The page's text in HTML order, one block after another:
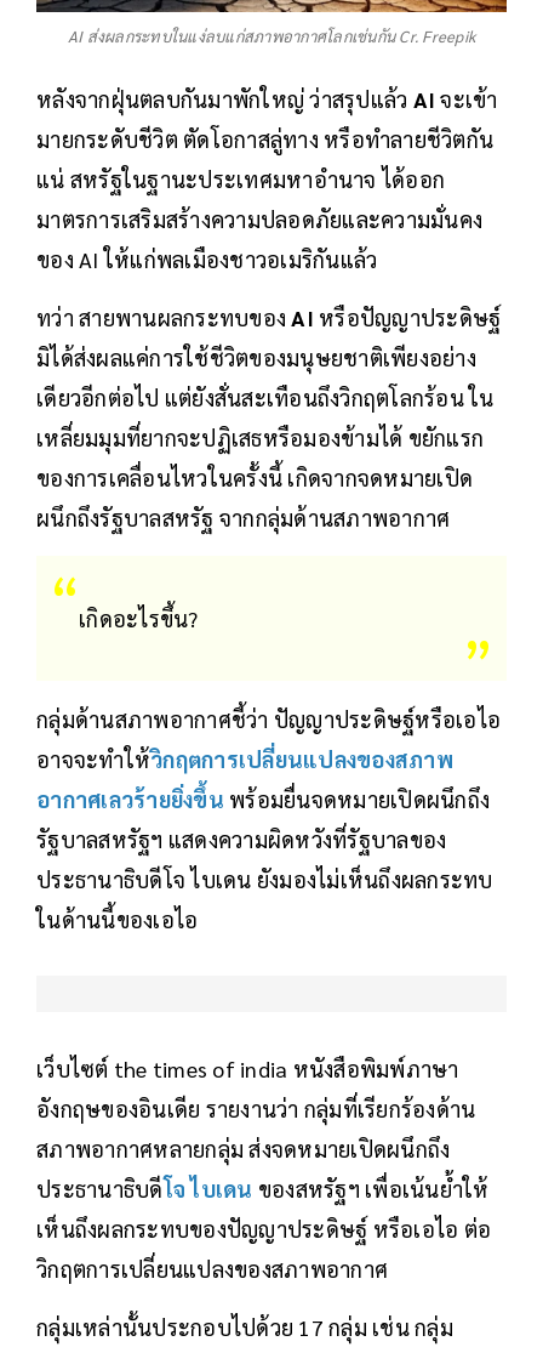
AI ส่งผลกระทบในแง่ลบแก่สภาพอากาศโลกเช่นกัน Cr. Freepik
หลังจากฝุ่นตลบกันมาพักใหญ่ ว่าสรุปแล้ว AI จะเข้า
มายกระดับชีวิต ตัดโอกาสลู่ทาง หรือทำลายชีวิตกัน
แน่ สหรัฐในฐานะประเทศมหาอำนาจ ได้ออก
มาตรการเสริมสร้างความปลอดภัยและความมั่นคง
ของ AI ให้แก่พลเมืองชาวอเมริกันแล้ว
ทว่า สายพานผลกระทบของAI หรือปัญญาประดิษฐ์
มิได้ส่งผลแค่การใช้ชีวิตของมนุษยชาติเพียงอย่าง
เดียวอีกต่อไป แต่ยังสั่นสะเทือนถึงวิกฤตโลกร้อน ใน
เหลี่ยมมุมที่ยากจะปฏิเสธหรือมองข้ามได้ ขยักแรก
ของการเคลื่อนไหวในครั้งนี้ เกิดจากจดหมายเปิด
ผนึกถึงรัฐบาลสหรัฐ จากกลุ่มด้านสภาพอากาศ
เกิดอะไรขึ้น?
กลุ่มด้านสภาพอากาศชี้ว่า ปัญญาประดิษฐ์หรือเอไอ
อาจจะทำให้วิกฤตการเปลี่ยนแปลงของสภาพ
อากาศเลวร้ายยิ่งขึ้น พร้อมยื่นจดหมายเปิดผนึกถึง
รัฐบาลสหรัฐฯ แสดงความผิดหวังที่รัฐบาลของ
ประธานาธิบดีโจ ไบเดน ยังมองไม่เห็นถึงผลกระทบ
ในด้านนี้ของเอไอ
เว็บไซต์ the times of india หนังสือพิมพ์ภาษา
อังกฤษของอินเดีย รายงานว่า กลุ่มที่เรียกร้องด้าน
สภาพอากาศหลายกลุ่ม ส่งจดหมายเปิดผนึกถึง
ประธานาธิบดีโจ ไบเดน ของสหรัฐฯ เพื่อเน้นย้ำให้
เห็นถึงผลกระทบของปัญญาประดิษฐ์ หรือเอไอ ต่อ
วิกฤตการเปลี่ยนแปลงของสภาพอากาศ
กลุ่มเหล่านั้นประกอบไปด้วย 17 กลุ่ม เช่น กลุ่ม